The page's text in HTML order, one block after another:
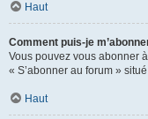
Haut
Comment puis-je
Vous pouvez vous abonner
« S’abonner au forum »
Haut